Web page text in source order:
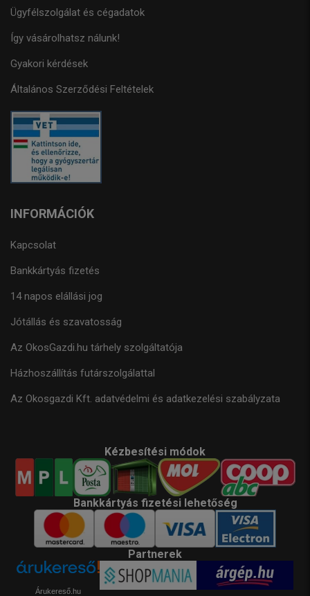
Ügyfélszolgálat és cégadatok
Így vásárolhatsz nálunk!
Gyakori kérdések
Általános Szerződési Feltételek
INFORMÁCIÓK
Kapcsolat
Bankkártyás fizetés
14 napos elállási jog
Jótállás és szavatosság
Az OkosGazdi.hu tárhely szolgáltatója
Házhoszállítás futárszolgálattal
Az Okosgazdi Kft. adatvédelmi és adatkezelési szabályzata
Kézbesítési módok
Bankkártyás fizetési lehetőség
Partnerek
Árukereső.hu